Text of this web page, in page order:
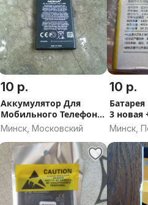
10 р.
Аккумулятор Для
Мобильного Телефона
Nokia BL-5J
Минск, Московский
10 р.
3 новая + плата
зарядки
Минск,